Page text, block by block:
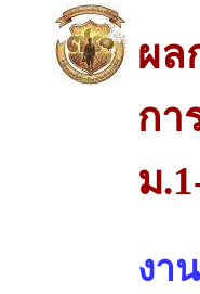
ผล
กา
ม
งา